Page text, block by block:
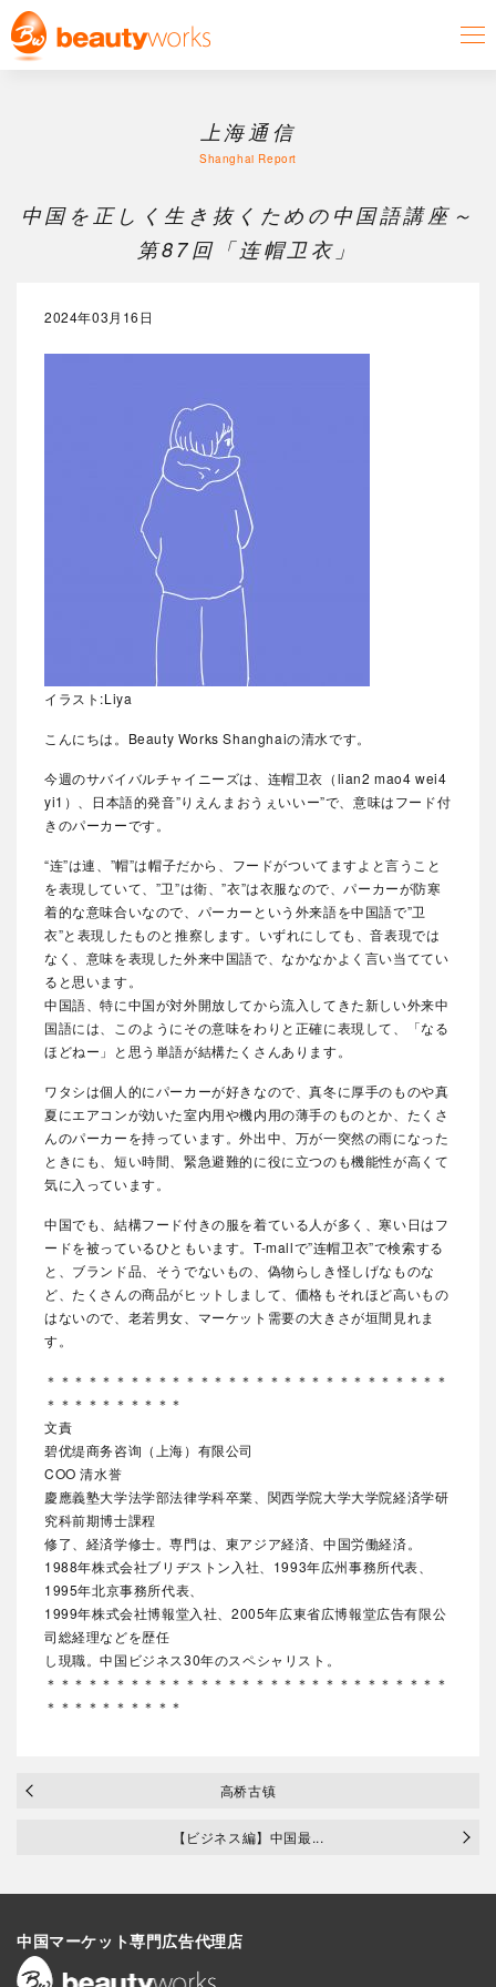
上海通信
Shanghai Report
中国を正しく生き抜くための中国語講座～
第87回「连帽卫衣」
2024年03月16日
イラスト:Liya
こんにちは。Beauty Works Shanghaiの清水です。
今週のサバイバルチャイニーズは、连帽卫衣（lian2 mao4 wei4
yi1）、日本語的発音”りえんまおうぇいいー”で、意味はフード付
きのパーカーです。
“连”は連、”帽”は帽子だから、フードがついてますよと言うこと
を表現していて、”卫”は衛、”衣”は衣服なので、パーカーが防寒
着的な意味合いなので、パーカーという外来語を中国語で”卫
衣”と表現したものと推察します。いずれにしても、音表現では
なく、意味を表現した外来中国語で、なかなかよく言い当ててい
ると思います。
中国語、特に中国が対外開放してから流入してきた新しい外来中
国語には、このようにその意味をわりと正確に表現して、「なる
ほどねー」と思う単語が結構たくさんあります。
ワタシは個人的にパーカーが好きなので、真冬に厚手のものや真
夏にエアコンが効いた室内用や機内用の薄手のものとか、たくさ
んのパーカーを持っています。外出中、万が一突然の雨になった
ときにも、短い時間、緊急避難的に役に立つのも機能性が高くて
気に入っています。
中国でも、結構フード付きの服を着ている人が多く、寒い日はフ
ードを被っているひともいます。T-mallで”连帽卫衣”で検索する
と、ブランド品、そうでないもの、偽物らしき怪しげなものな
ど、たくさんの商品がヒットしまして、価格もそれほど高いもの
はないので、老若男女、マーケット需要の大きさが垣間見れま
す。
＊＊＊＊＊＊＊＊＊＊＊＊＊＊＊＊＊＊＊＊＊＊＊＊＊＊＊＊＊
＊＊＊＊＊＊＊＊＊＊
文責
碧优缇商务咨询（上海）有限公司
COO 清水誉
慶應義塾大学法学部法律学科卒業、関西学院大学大学院経済学研
究科前期博士課程
修了、経済学修士。専門は、東アジア経済、中国労働経済。
1988年株式会社ブリヂストン入社、1993年広州事務所代表、
1995年北京事務所代表、
1999年株式会社博報堂入社、2005年広東省広博報堂広告有限公
司総経理などを歴任
し現職。中国ビジネス30年のスペシャリスト。
＊＊＊＊＊＊＊＊＊＊＊＊＊＊＊＊＊＊＊＊＊＊＊＊＊＊＊＊＊
＊＊＊＊＊＊＊＊＊＊
高桥古镇
【ビジネス編】中国最...
中国マーケット専門広告代理店